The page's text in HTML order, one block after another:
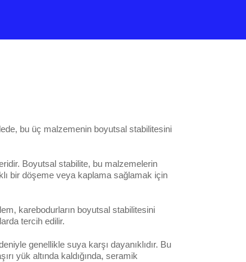
bu üç malzemenin boyutsal stabilitesini
Boyutsal stabilite, bu malzemelerin
bir döşeme veya kaplama sağlamak için
karebodurların boyutsal stabilitesini
tercih edilir.
genellikle suya karşı dayanıklıdır. Bu
yük altında kaldığında, seramik